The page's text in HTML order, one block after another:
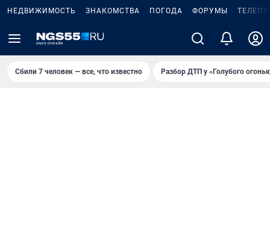
НЕДВИЖИМОСТЬ ЗНАКОМСТВА ПОГОДА ФОРУМЫ
Сбили 7 человек — все, что известно Разбор ДТП у «Голубого